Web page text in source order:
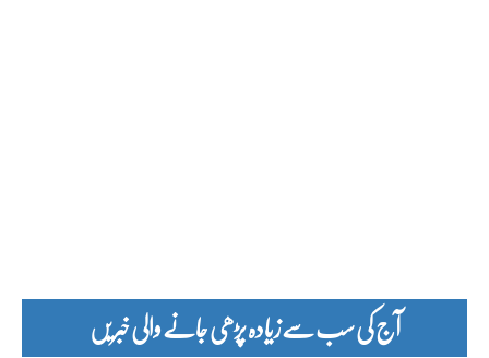
آج کی سب سے زیادہ پڑھی جانے والی خبریں